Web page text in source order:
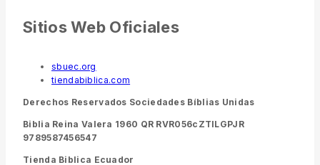
Sitios Web Oficiales
sbuec.org
tiendabiblica.com
Derechos Reservados Sociedades Bíblias Unidas
Biblia Reina Valera 1960 QR RVR056cZTILGPJR
9789587456547
Tienda Biblica Ecuador